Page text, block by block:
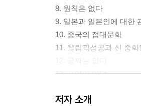
8. 원칙은 없다
9. 일본과 일본인에 대한
10. 중국의 접대문화
11. 올림픽성공과 신 중화
13. 사양이 미덕
15. 중국인의 대 한국관
저자 소개